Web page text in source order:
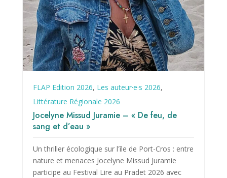
FLAP Edition 2026, Les auteur·e·s 2026,
Littérature Régionale 2026
Jocelyne Missud Juramie – « De feu, de
sang et d’eau »
Un thriller écologique sur l'île de Port-Cros : entre
nature et menaces Jocelyne Missud Juramie
participe au Festival Lire au Pradet 2026 avec